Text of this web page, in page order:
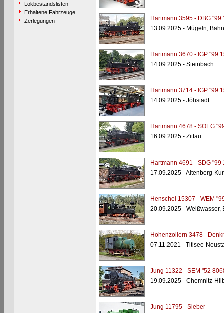
Lokbestandslisten
Erhaltene Fahrzeuge
Zerlegungen
Hartmann 3595 - DBG "99
13.09.2025 - Mügeln,
Hartmann 3670 - IGP "99
14.09.2025 - Steinbach
Hartmann 3714 - IGP "99
14.09.2025 - Jöhstadt
Hartmann 4678 - SOEG
16.09.2025 - Zittau
Hartmann 4691 - SDG "99
17.09.2025 - Altenberg-
Henschel 15307 - WEM
20.09.2025 - Weißwasser,
Hohenzollern 3478 -
07.11.2021 - Titisee-
Jung 11322 - SEM "52
19.09.2025 - Chemnitz-
Jung 11795 - Sieber